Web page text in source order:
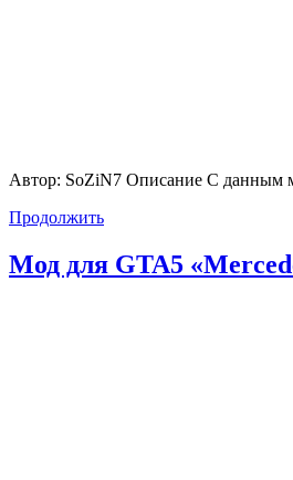
Автор: SoZiN7 Описание С данным
Продолжить
Мод для GTA5